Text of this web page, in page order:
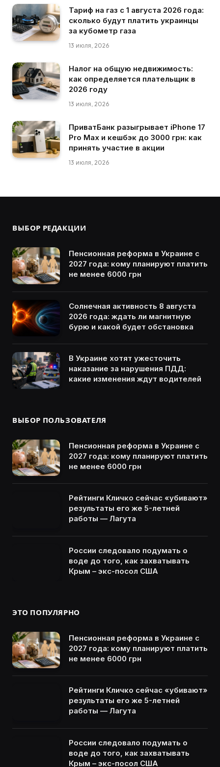
Тариф на газ с 1 августа 2026 года:
сколько будут платить украинцы
за кубометр газа
13 июля, 2026
Налог на общую недвижимость:
как определяется плательщик в
2026 году
13 июля, 2026
ПриватБанк разыгрывает iPhone 17
Pro Max и кешбэк до 3000 грн: как
принять участие в акции
13 июля, 2026
ВЫБОР РЕДАКЦИИ
Пенсионная реформа в Украине с
2027 года: кому планируют платить
не менее 6000 грн
Солнечная активность 8 августа
2026 года: ждать ли магнитную
бурю и какой будет обстановка
В Украине хотят ужесточить
наказание за нарушения ПДД:
какие изменения ждут водителей
ВЫБОР ПОЛЬЗОВАТЕЛЯ
Пенсионная реформа в Украине с
2027 года: кому планируют платить
не менее 6000 грн
Рейтинги Кличко сейчас «убивают»
результаты его же 5-летней
работы — Лагута
России следовало подумать о
воде до того, как захватывать
Крым – экс-посол США
ЭТО ПОПУЛЯРНО
Пенсионная реформа в Украине с
2027 года: кому планируют платить
не менее 6000 грн
Рейтинги Кличко сейчас «убивают»
результаты его же 5-летней
работы — Лагута
России следовало подумать о
воде до того, как захватывать
Крым – экс-посол США